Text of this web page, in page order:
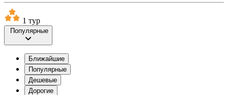
1 тур
Популярные
Ближайшие
Популярные
Дешевые
Дорогие